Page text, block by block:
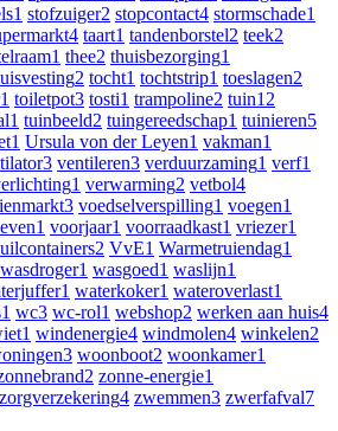
1 stofzuiger2 stopcontact4 stormschade1
4 taart1 tandenborstel2 teek2
1 thee2 thuisbezorging1
2 tocht1 tochtstrip1 toeslagen2
1 toiletpot3 tosti1 trampoline2 tuin12
1 tuinbeeld2 tuingereedschap1 tuinieren5
1 Ursula von der Leyen1 vakman1
3 ventileren3 verduurzaming1 verf1
1 verwarming2 vetbol4
3 voedselverspilling1 voegen1
1 voorjaar1 voorraadkast1 vriezer1
2 VvE1 Warmetruiendag1
wasdroger1 wasgoed1 waslijn1
1 waterkoker1 wateroverlast1
1 wc3 wc-rol1 webshop2 werken aan huis4
1 windenergie4 windmolen4 winkelen2
3 woonboot2 woonkamer1
2 zonne-energie1
zorgverzekering4 zwemmen3 zwerfafval7